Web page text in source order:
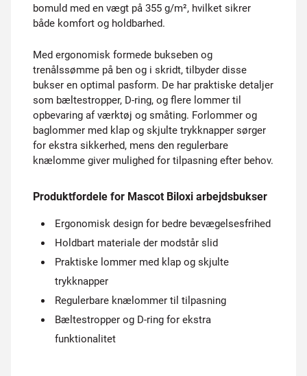
bomuld med en vægt på 355 g/m², hvilket sikrer
både komfort og holdbarhed.
Med ergonomisk formede bukseben og
trenålssømme på ben og i skridt, tilbyder disse
bukser en optimal pasform. De har praktiske detaljer
som bæltestropper, D-ring, og flere lommer til
opbevaring af værktøj og småting. Forlommer og
baglommer med klap og skjulte trykknapper sørger
for ekstra sikkerhed, mens den regulerbare
knælomme giver mulighed for tilpasning efter behov.
Produktfordele for Mascot Biloxi arbejdsbukser
Ergonomisk design for bedre bevægelsesfrihed
Holdbart materiale der modstår slid
Praktiske lommer med klap og skjulte
trykknapper
Regulerbare knælommer til tilpasning
Bæltestropper og D-ring for ekstra
funktionalitet